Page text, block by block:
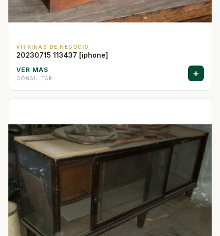
VITRINAS DE NEGOCIO
20230715 113437 [iphone]
VER MAS
CONSULTAR +